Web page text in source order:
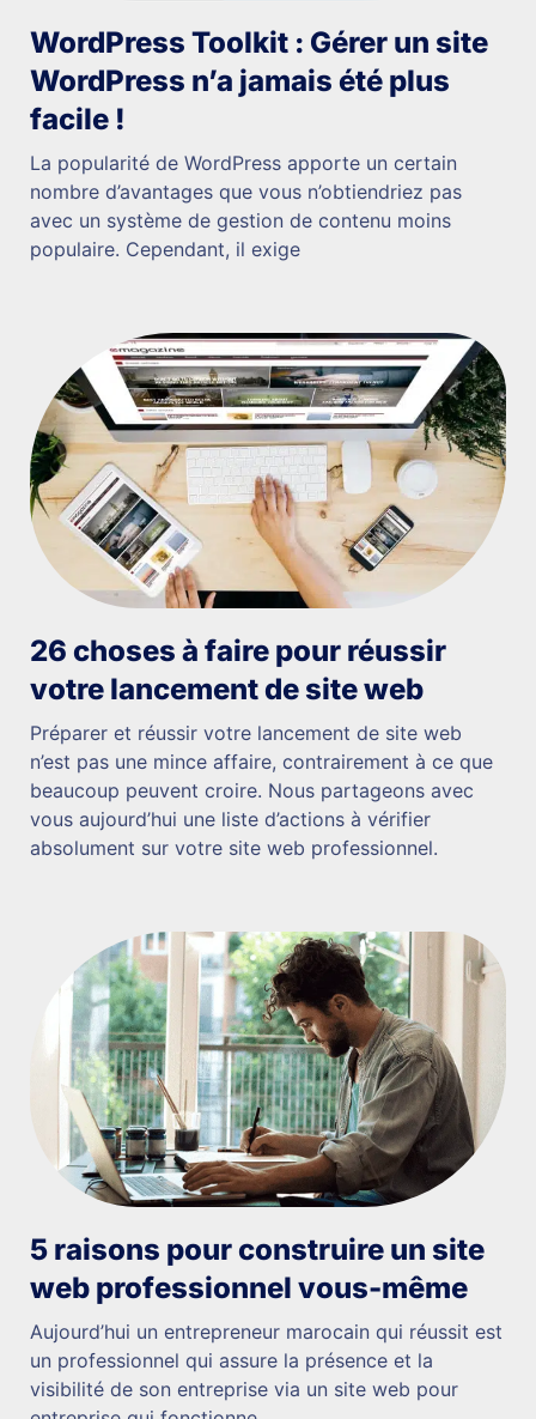
WordPress Toolkit : Gérer un site
WordPress n’a jamais été plus
facile !
La popularité de WordPress apporte un certain
nombre d’avantages que vous n’obtiendriez pas
avec un système de gestion de contenu moins
populaire. Cependant, il exige
26 choses à faire pour réussir
votre lancement de site web
Préparer et réussir votre lancement de site web
n’est pas une mince affaire, contrairement à ce que
beaucoup peuvent croire. Nous partageons avec
vous aujourd’hui une liste d’actions à vérifier
absolument sur votre site web professionnel.
5 raisons pour construire un site
web professionnel vous-même
Aujourd’hui un entrepreneur marocain qui réussit est
un professionnel qui assure la présence et la
visibilité de son entreprise via un site web pour